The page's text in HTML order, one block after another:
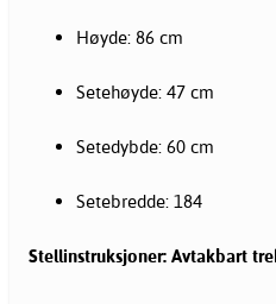
Høyde: 86 cm
Setehøyde: 47 cm
Setedybde: 60 cm
Setebredde: 184
Stellinstruksjoner: Avtakbart